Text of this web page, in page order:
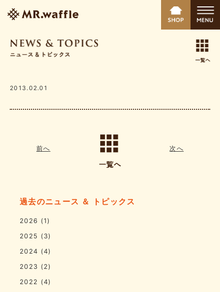
2013.02.01
前へ 次へ
過去のニュース ＆ トピックス
2026 (1)
2025 (3)
2024 (4)
2023 (2)
2022 (4)